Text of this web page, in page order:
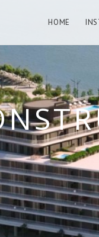
HOME